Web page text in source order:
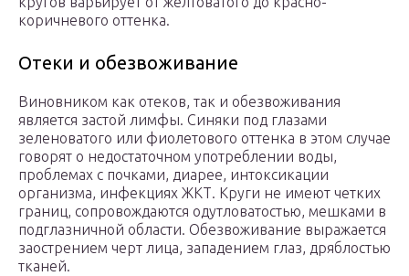
коричневого оттенка.
Отеки и обезвоживание
Виновником как отеков, так и обезвоживания
является застой лимфы. Синяки под глазами
зеленоватого или фиолетового оттенка в этом случае
говорят о недостаточном употреблении воды,
проблемах с почками, диарее, интоксикации
организма, инфекциях ЖКТ. Круги не имеют четких
границ, сопровождаются одутловатостью, мешками в
подглазничной области. Обезвоживание выражается
заострением черт лица, западением глаз, дряблостью
тканей.